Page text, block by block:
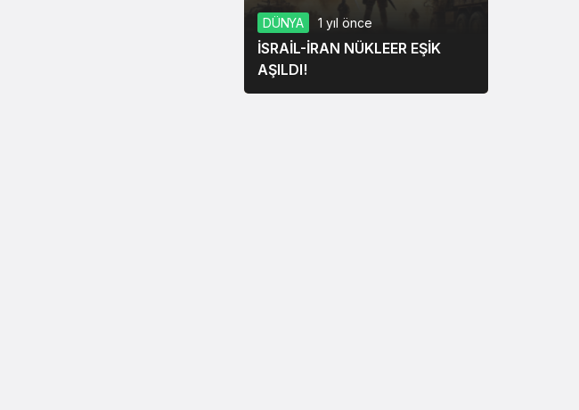
DÜNYA 1 yıl önce
İSRAİL-İRAN NÜKLEER EŞİK
AŞILDI!